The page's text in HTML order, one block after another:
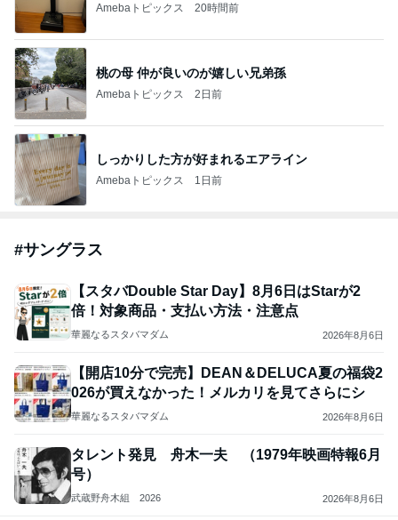
Amebaトピックス 20時間前
桃の母 仲が良いのが嬉しい兄弟孫
Amebaトピックス 2日前
しっかりした方が好まれるエアライン
Amebaトピックス 1日前
#サングラス
【スタバDouble Star Day】8月6日はStarが2
倍！対象商品・支払い方法・注意点
華麗なるスタバマダム 2026年8月6日
【開店10分で完売】DEAN＆DELUCA夏の福袋2
026が買えなかった！メルカリを見てさらにシ
華麗なるスタバマダム 2026年8月6日
タレント発見 舟木一夫 （1979年映画特報6月
号）
武蔵野舟木組 2026 2026年8月6日